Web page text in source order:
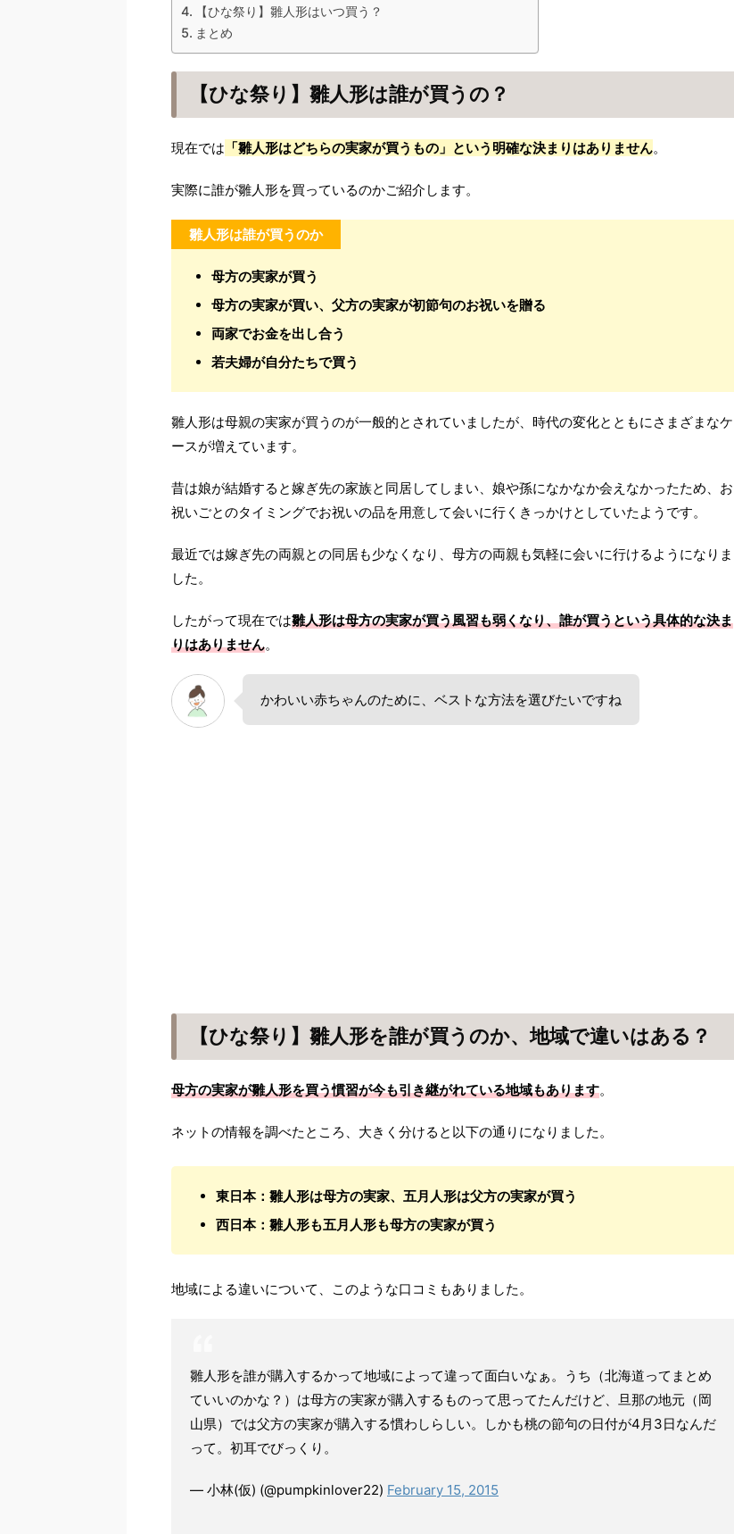
【ひな祭り】雛人形はいつ買う？
まとめ
【ひな祭り】雛人形は誰が買うの？
現在では 「雛人形はどちらの実家が買うもの」という明確な決まりはありません。
実際に誰が雛人形を買っているのかご紹介します。
雛人形は誰が買うのか
母方の実家が買う
母方の実家が買い、父方の実家が初節句のお祝いを贈る
両家でお金を出し合う
若夫婦が自分たちで買う
雛人形は母親の実家が買うのが一般的とされていましたが、時代の変化とともにさまざまなケ
ースが増えています。
昔は娘が結婚すると嫁ぎ先の家族と同居してしまい、娘や孫になかなか会えなかったため、お
祝いごとのタイミングでお祝いの品を用意して会いに行くきっかけとしていたようです。
最近では嫁ぎ先の両親との同居も少なくなり、母方の両親も気軽に会いに行けるようになりま
した。
したがって現在では雛人形は母方の実家が買う風習も弱くなり、誰が買うという具体的な決ま
りはありません。
かわいい赤ちゃんのために、ベストな方法を選びたいですね
【ひな祭り】雛人形を誰が買うのか、地域で違いはある？
母方の実家が雛人形を買う慣習が今も引き継がれている地域もあります。
ネットの情報を調べたところ、大きく分けると以下の通りになりました。
東日本：雛人形は母方の実家、五月人形は父方の実家が買う
西日本：雛人形も五月人形も母方の実家が買う
地域による違いについて、このような口コミもありました。
雛人形を誰が購入するかって地域によって違って面白いなぁ。うち（北海道ってまとめ
ていいのかな？）は母方の実家が購入するものって思ってたんだけど、旦那の地元（岡
山県）では父方の実家が購入する慣わしらしい。しかも桃の節句の日付が4月3日なんだ
って。初耳でびっくり。
— 小林(仮) (@pumpkinlover22) February 15, 2015